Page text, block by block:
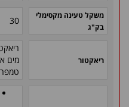
משקל טעינה מקסימלי
בק"ג
30
ריאקטור
מים